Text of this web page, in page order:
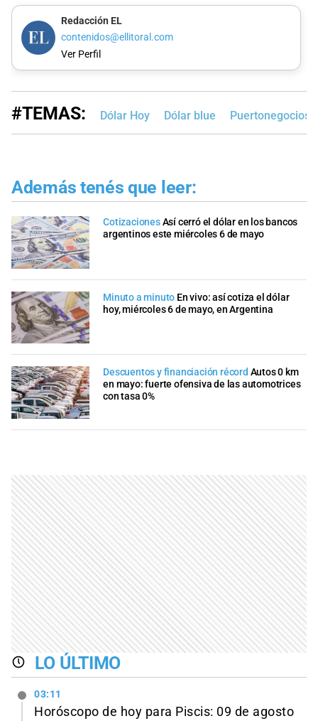
Redacción EL
contenidos@ellitoral.com
Ver Perfil
#TEMAS: Dólar Hoy Dólar blue Puertonegocios
Además tenés que leer:
CotizacionesAsí cerró el dólar en los bancos
argentinos este miércoles 6 de mayo
Minuto a minuto En vivo: así cotiza el dólar
hoy, miércoles 6 de mayo, en Argentina
Descuentos y financiación récord Autos 0 km
en mayo: fuerte ofensiva de las automotrices
con tasa 0%
LO ÚLTIMO
03:11
Horóscopo de hoy para Piscis: 09 de agosto